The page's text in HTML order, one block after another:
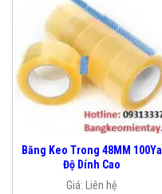
Băng Keo Trong 48MM 100Ya
Độ Dính Cao
Giá:
Liên hệ